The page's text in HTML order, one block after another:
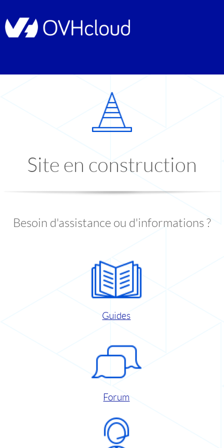
Site en construction
Besoin d'assistance ou d'informations ?
Guides
Forum